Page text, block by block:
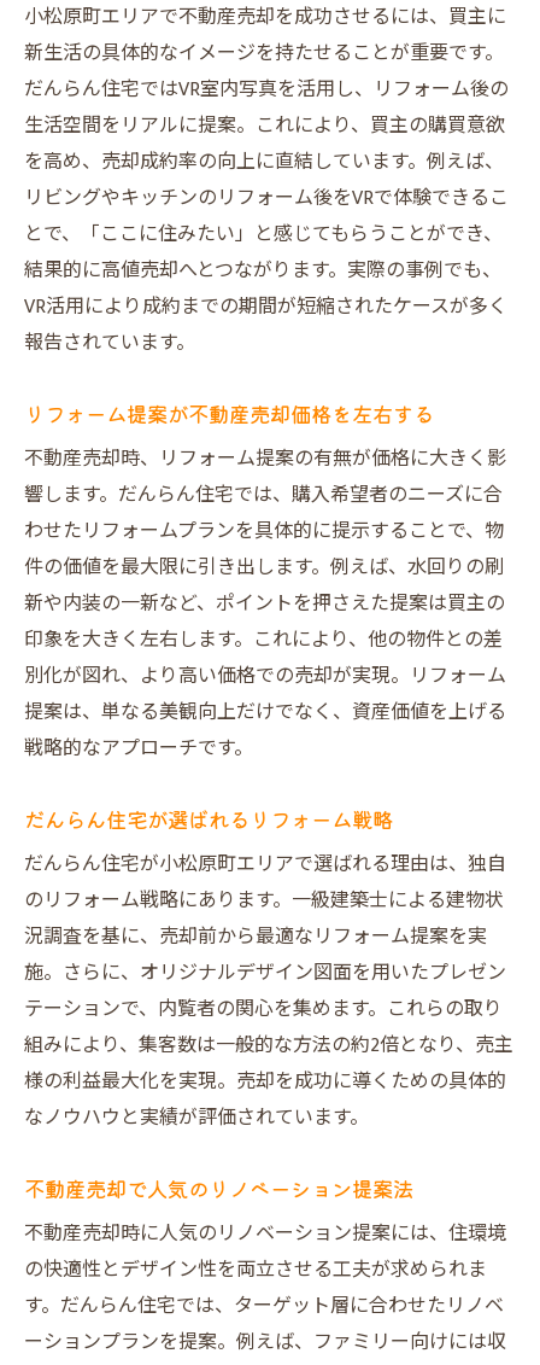
小松原町エリアで不動産売却を成功させるには、買主に
新生活の具体的なイメージを持たせることが重要です。
だんらん住宅ではVR室内写真を活用し、リフォーム後の
生活空間をリアルに提案。これにより、買主の購買意欲
を高め、売却成約率の向上に直結しています。例えば、
リビングやキッチンのリフォーム後をVRで体験できるこ
とで、「ここに住みたい」と感じてもらうことができ、
結果的に高値売却へとつながります。実際の事例でも、
VR活用により成約までの期間が短縮されたケースが多く
報告されています。
リフォーム提案が不動産売却価格を左右する
不動産売却時、リフォーム提案の有無が価格に大きく影
響します。だんらん住宅では、購入希望者のニーズに合
わせたリフォームプランを具体的に提示することで、物
件の価値を最大限に引き出します。例えば、水回りの刷
新や内装の一新など、ポイントを押さえた提案は買主の
印象を大きく左右します。これにより、他の物件との差
別化が図れ、より高い価格での売却が実現。リフォーム
提案は、単なる美観向上だけでなく、資産価値を上げる
戦略的なアプローチです。
だんらん住宅が選ばれるリフォーム戦略
だんらん住宅が小松原町エリアで選ばれる理由は、独自
のリフォーム戦略にあります。一級建築士による建物状
況調査を基に、売却前から最適なリフォーム提案を実
施。さらに、オリジナルデザイン図面を用いたプレゼン
テーションで、内覧者の関心を集めます。これらの取り
組みにより、集客数は一般的な方法の約2倍となり、売主
様の利益最大化を実現。売却を成功に導くための具体的
なノウハウと実績が評価されています。
不動産売却で人気のリノベーション提案法
不動産売却時に人気のリノベーション提案には、住環境
の快適性とデザイン性を両立させる工夫が求められま
す。だんらん住宅では、ターゲット層に合わせたリノベ
ーションプランを提案。例えば、ファミリー向けには収